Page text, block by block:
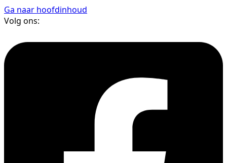
Ga naar hoofdinhoud
Volg ons: